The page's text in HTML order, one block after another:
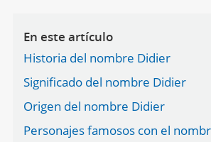
En este artículo
Historia del nombre Didier
Significado del nombre Didier
Origen del nombre Didier
Personajes famosos con el